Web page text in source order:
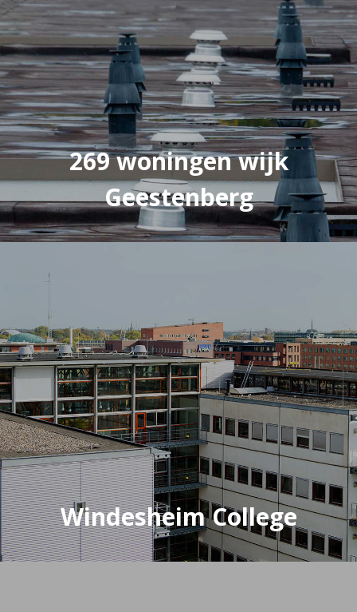
269 woningen wijk
Geestenberg
Windesheim College